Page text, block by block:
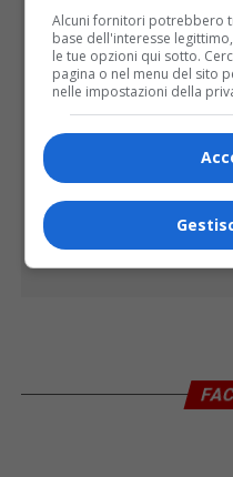
Alcuni fornitori potrebbero
base dell'interesse
le tue opzioni qui sotto.
pagina o nel menu del sito
nelle impostazioni della